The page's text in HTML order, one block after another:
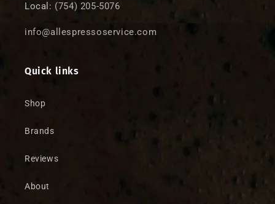
Local: (754) 205-5076
info@allespressoservice.com
Quick links
Shop
Brands
Reviews
About